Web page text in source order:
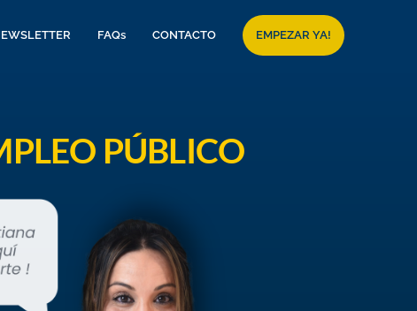
FAQs CONTACTO EMPEZAR YA!
PÚBLICO